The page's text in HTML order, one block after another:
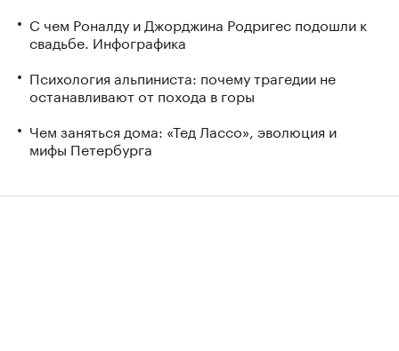
С чем Роналду и Джорджина Родригес подошли к
свадьбе. Инфографика
Психология альпиниста: почему трагедии не
останавливают от похода в горы
Чем заняться дома: «Тед Лассо», эволюция и
мифы Петербурга